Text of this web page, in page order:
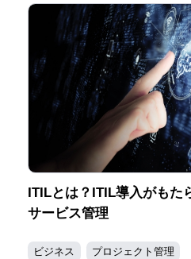
ITILとは？ITIL導入がもた
サービス管理
ビジネス プロジェクト管理